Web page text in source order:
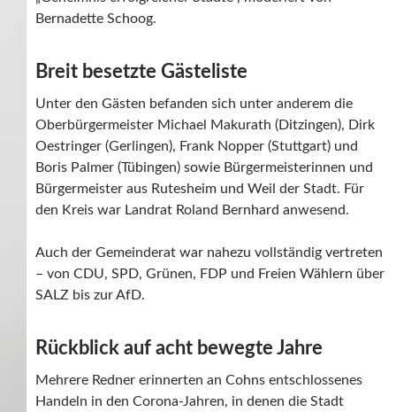
Bernadette Schoog.
Breit besetzte Gästeliste
Unter den Gästen befanden sich unter anderem die
Oberbürgermeister Michael Makurath (Ditzingen), Dirk
Oestringer (Gerlingen), Frank Nopper (Stuttgart) und
Boris Palmer (Tübingen) sowie Bürgermeisterinnen und
Bürgermeister aus Rutesheim und Weil der Stadt. Für
den Kreis war Landrat Roland Bernhard anwesend.
Auch der Gemeinderat war nahezu vollständig vertreten
– von CDU, SPD, Grünen, FDP und Freien Wählern über
SALZ bis zur AfD.
Rückblick auf acht bewegte Jahre
Mehrere Redner erinnerten an Cohns entschlossenes
Handeln in den Corona-Jahren, in denen die Stadt